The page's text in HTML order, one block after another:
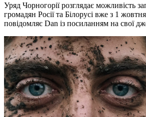
Уряд Чорногорії розглядає можливість
громадян Росії та Білорусі вже з 1
повідомляє Dan із посиланням на свої